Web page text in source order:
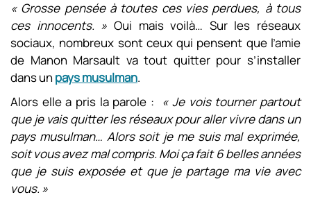
« Grosse pensée à toutes ces vies perdues, à tous
ces innocents. » Oui mais voilà… Sur les réseaux
sociaux, nombreux sont ceux qui pensent que l’amie
de Manon Marsault va tout quitter pour s’installer
dans un pays musulman.
Alors elle a pris la parole : « Je vois tourner partout
que je vais quitter les réseaux pour aller vivre dans un
pays musulman… Alors soit je me suis mal exprimée,
soit vous avez mal compris. Moi ça fait 6 belles années
que je suis exposée et que je partage ma vie avec
vous. »